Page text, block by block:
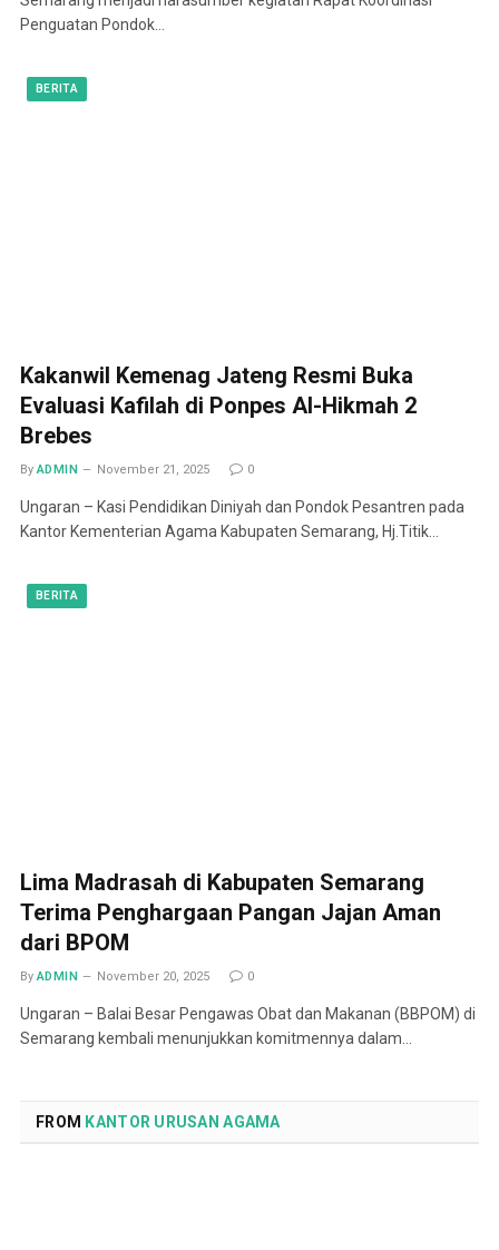
Penguatan Pondok…
BERITA
Kakanwil Kemenag Jateng Resmi Buka
Evaluasi Kafilah di Ponpes Al-Hikmah 2
Brebes
By ADMIN November 21, 2025 0
Ungaran – Kasi Pendidikan Diniyah dan Pondok Pesantren pada
Kantor Kementerian Agama Kabupaten Semarang, Hj.Titik…
BERITA
Lima Madrasah di Kabupaten Semarang
Terima Penghargaan Pangan Jajan Aman
dari BPOM
By ADMIN November 20, 2025 0
Ungaran – Balai Besar Pengawas Obat dan Makanan (BBPOM) di
Semarang kembali menunjukkan komitmennya dalam…
FROM KANTOR URUSAN AGAMA